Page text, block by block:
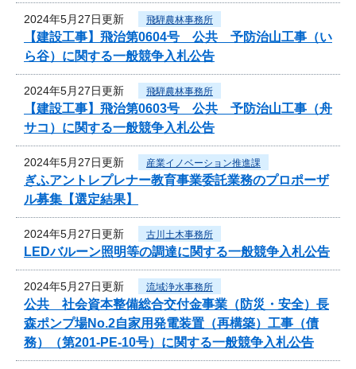
2024年5月27日更新 飛騨農林事務所
【建設工事】飛治第0604号 公共 予防治山工事（い
ら谷）に関する一般競争入札公告
2024年5月27日更新 飛騨農林事務所
【建設工事】飛治第0603号 公共 予防治山工事（舟
サコ）に関する一般競争入札公告
2024年5月27日更新 産業イノベーション推進課
ぎふアントレプレナー教育事業委託業務のプロポーザ
ル募集【選定結果】
2024年5月27日更新 古川土木事務所
LEDバルーン照明等の調達に関する一般競争入札公告
2024年5月27日更新 流域浄水事務所
公共 社会資本整備総合交付金事業（防災・安全）長
森ポンプ場No.2自家用発電装置（再構築）工事（債
務）（第201-PE-10号）に関する一般競争入札公告